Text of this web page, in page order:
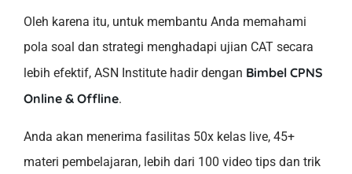
Oleh karena itu, untuk membantu Anda memahami
pola soal dan strategi menghadapi ujian CAT secara
lebih efektif, ASN Institute hadir dengan Bimbel CPNS
Online & Offline.
Anda akan menerima fasilitas 50x kelas live, 45+
materi pembelajaran, lebih dari 100 video tips dan trik